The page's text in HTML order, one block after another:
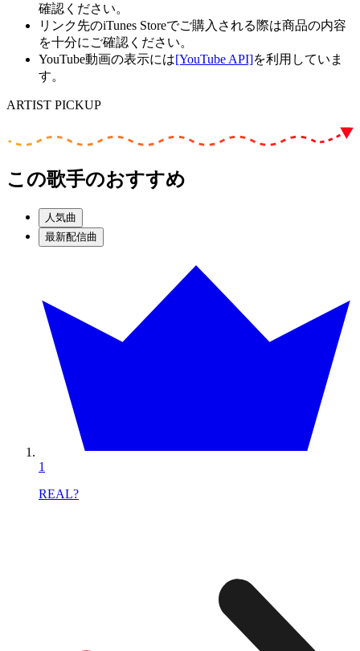
確認ください。
リンク先のiTunes Storeでご購入される際は商品の内容
を十分にご確認ください。
YouTube動画の表示には[YouTube API]を利用していま
す。
ARTIST PICKUP
この歌手のおすすめ
人気曲
最新配信曲
1
REAL?